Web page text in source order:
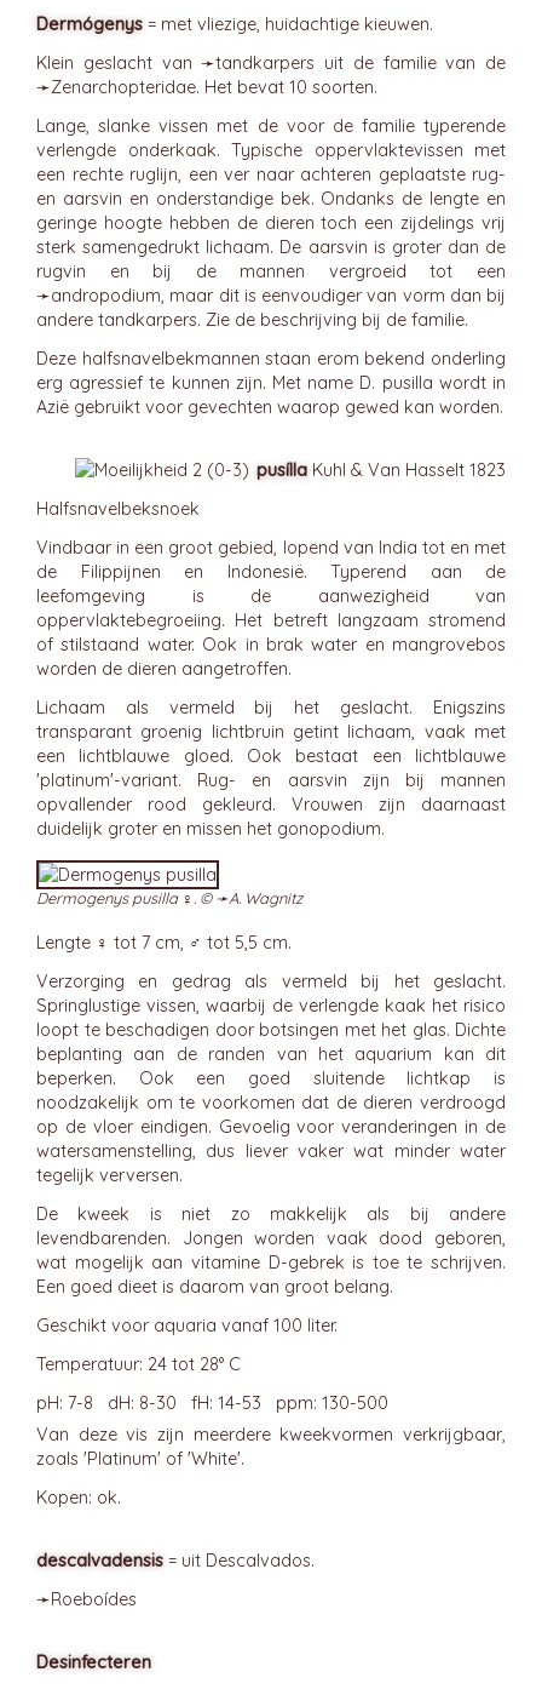
Dermógenys = met vliezige, huidachtige kieuwen.
Klein geslacht van ➛tandkarpers uit de familie van de
➛Zenarchopteridae. Het bevat 10 soorten.
Lange, slanke vissen met de voor de familie typerende
verlengde onderkaak. Typische oppervlaktevissen met
een rechte ruglijn, een ver naar achteren geplaatste rug-
en aarsvin en onderstandige bek. Ondanks de lengte en
geringe hoogte hebben de dieren toch een zijdelings vrij
sterk samengedrukt lichaam. De aarsvin is groter dan de
rugvin en bij de mannen vergroeid tot een
➛andropodium, maar dit is eenvoudiger van vorm dan bij
andere tandkarpers. Zie de beschrijving bij de familie.
Deze halfsnavelbekmannen staan erom bekend onderling
erg agressief te kunnen zijn. Met name D. pusilla wordt in
Azië gebruikt voor gevechten waarop gewed kan worden.
pusílla Kuhl & Van Hasselt 1823
Halfsnavelbeksnoek
Vindbaar in een groot gebied, lopend van India tot en met
de Filippijnen en Indonesië. Typerend aan de
leefomgeving is de aanwezigheid van
oppervlaktebegroeiing. Het betreft langzaam stromend
of stilstaand water. Ook in brak water en mangrovebos
worden de dieren aangetroffen.
Lichaam als vermeld bij het geslacht. Enigszins
transparant groenig lichtbruin getint lichaam, vaak met
een lichtblauwe gloed. Ook bestaat een lichtblauwe
'platinum'-variant. Rug- en aarsvin zijn bij mannen
opvallender rood gekleurd. Vrouwen zijn daarnaast
duidelijk groter en missen het gonopodium.
Dermogenys pusilla ♀. © ➛A. Wagnitz
Lengte ♀ tot 7 cm, ♂ tot 5,5 cm.
Verzorging en gedrag als vermeld bij het geslacht.
Springlustige vissen, waarbij de verlengde kaak het risico
loopt te beschadigen door botsingen met het glas. Dichte
beplanting aan de randen van het aquarium kan dit
beperken. Ook een goed sluitende lichtkap is
noodzakelijk om te voorkomen dat de dieren verdroogd
op de vloer eindigen. Gevoelig voor veranderingen in de
watersamenstelling, dus liever vaker wat minder water
tegelijk verversen.
De kweek is niet zo makkelijk als bij andere
levendbarenden. Jongen worden vaak dood geboren,
wat mogelijk aan vitamine D-gebrek is toe te schrijven.
Een goed dieet is daarom van groot belang.
Geschikt voor aquaria vanaf 100 liter.
Temperatuur: 24 tot 28° C
pH: 7-8 dH: 8-30 fH: 14-53 ppm: 130-500
Van deze vis zijn meerdere kweekvormen verkrijgbaar,
zoals 'Platinum' of 'White'.
Kopen: ok.
descalvadensis = uit Descalvados.
➛Roeboídes
Desinfecteren